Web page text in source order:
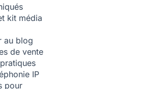
kit média
au blog
de vente
IP
pour